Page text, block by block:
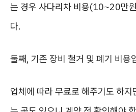
는 경우 사다리차 비용(10~20만
다.
둘째, 기존 장비 철거 및 폐기 비용
업체에 따라 무료로 해주기도 하